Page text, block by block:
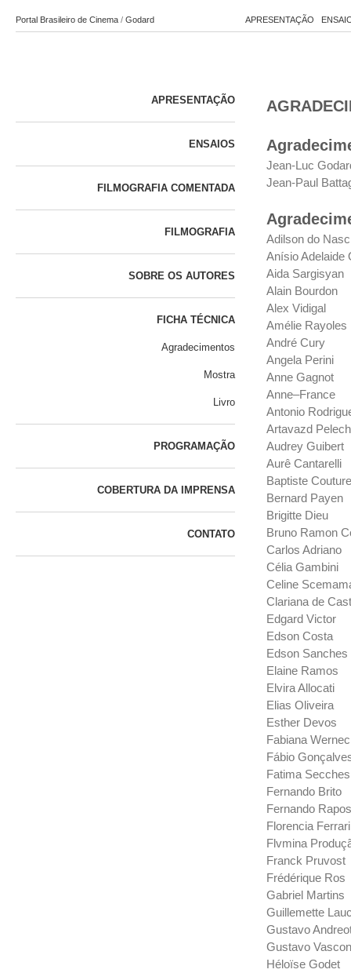
Portal Brasileiro de Cinema / Godard APRESENTAÇÃO
APRESENTAÇÃO
ENSAIOS
FILMOGRAFIA COMENTADA
FILMOGRAFIA
SOBRE OS AUTORES
FICHA TÉCNICA
Agradecimentos
Mostra
Livro
PROGRAMAÇÃO
COBERTURA DA IMPRENSA
CONTATO
Jean-Luc
Jean-Paul
Adilson do
Anísio Adelaide
Aida Sargisyan
Alain Bourdon
Alex Vidigal
Amélie Rayoles
André Cury
Angela Perini
Anne Gagnot
Anne–France
Antonio
Artavazd
Audrey Guibert
Aurê Cantarelli
Baptiste
Bernard Payen
Brigitte Dieu
Bruno Ramon
Carlos Adriano
Célia Gambini
Celine
Clariana de
Edgard Victor
Edson Costa
Edson Sanches
Elaine Ramos
Elvira Allocati
Elias Oliveira
Esther Devos
Fabiana
Fábio
Fatima Secches
Fernando Brito
Fernando
Florencia Ferrari
Flvmina
Franck Pruvost
Frédérique Ros
Gabriel Martins
Guillemette
Gustavo
Gustavo
Héloïse Godet